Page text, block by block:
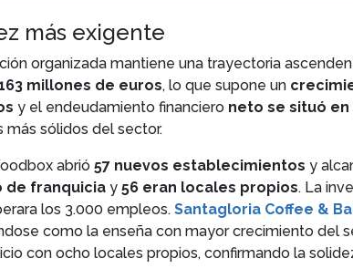
más exigente
organizada mantiene una trayectoria
millones de euros, lo que supone un
y el endeudamiento financiero neto se situó en
sólidos del sector.
abrió 57 nuevos establecimientos y
de franquicia y 56 eran locales propios. La
los 3.000 empleos. Santagloria Coffee &
como la enseña con mayor crecimiento del
con ocho locales propios, confirmando la